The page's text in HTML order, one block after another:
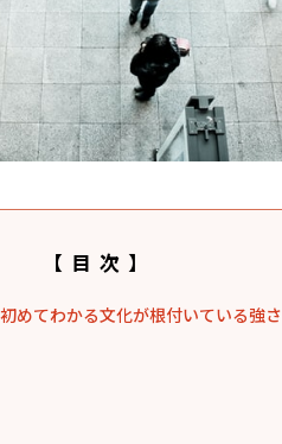
【目次】
めてわかる文化が根付いている強さ